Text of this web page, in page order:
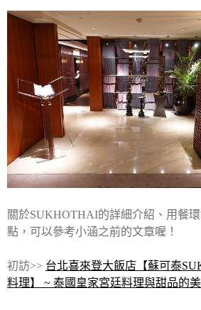
關於SUKHOTHAI的詳細介紹、用餐
點，可以參考小涵之前的文章喔！
初訪>> 台北喜來登大飯店【蘇可泰
料理】 ~ 泰國皇家宮廷料理與甜品的